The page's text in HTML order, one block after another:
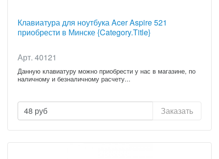
Клавиатура для ноутбука Acer Aspire 521
приобрести в Минске {Category.Title}
Арт. 40121
Данную клавиатуру можно приобрести у нас в магазине, по
наличному и безналичному расчету...
48 руб Заказать